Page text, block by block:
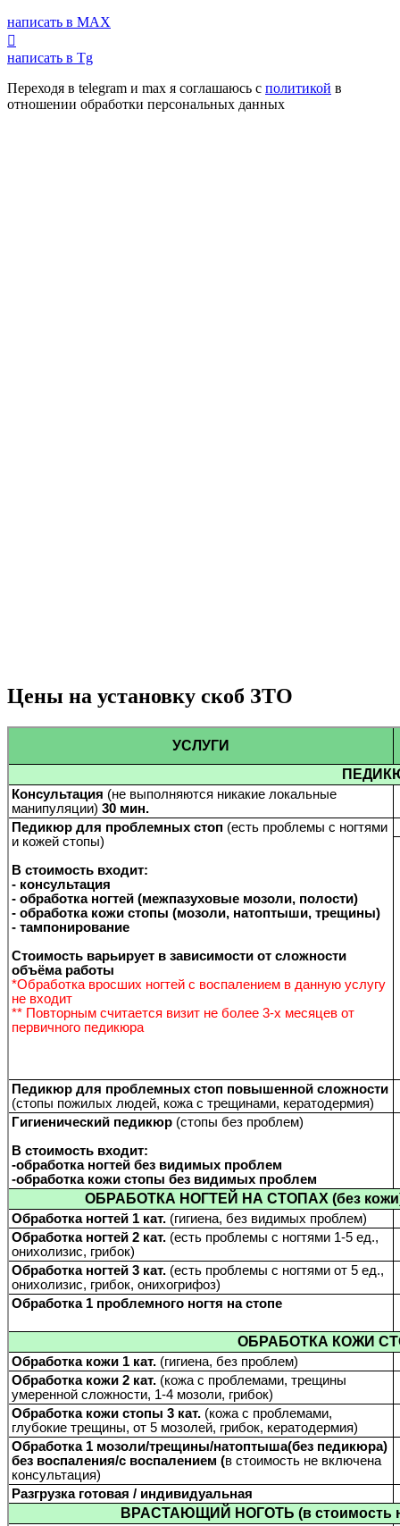
написать в MAX
написать в Tg
Переходя в telegram и max я соглашаюсь с политикой в
отношении обработки персональных данных
Цены на установку скоб ЗТО